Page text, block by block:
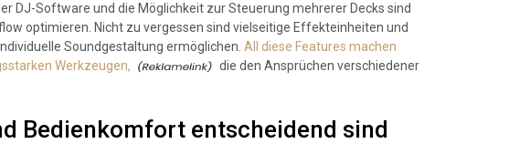
DJ-Software und die Möglichkeit zur Steuerung mehrerer Decks sind
optimieren. Nicht zu vergessen sind vielseitige Effekteinheiten und
Soundgestaltung ermöglichen. All diese Features machen
Werkzeugen,
die den Ansprüchen verschiedener
Bedienkomfort entscheidend sind